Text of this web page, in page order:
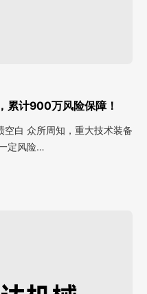
累计900万风险保障！
白 众所周知，重大技术装备
定风险…